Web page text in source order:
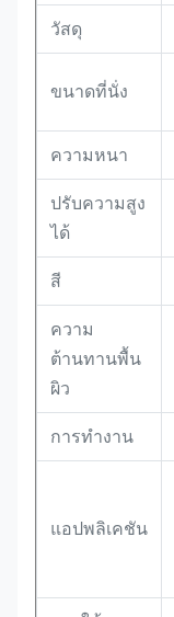
วัสดุ
ขนาดที่นั่ง
ความหนา
ปรับความสูง
ได้
สี
ความ
ต้านทานพื้น
ผิว
การทำงาน
แอปพลิเคชัน